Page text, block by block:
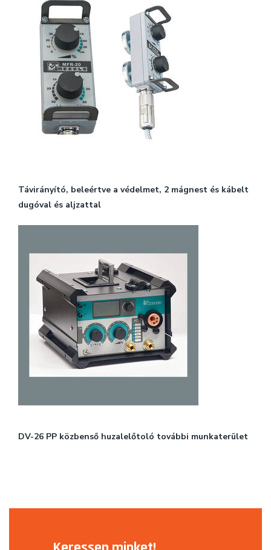
Távirányító, beleértve a védelmet, 2 mágnest és kábelt
dugóval és aljzattal
DV-26 PP közbenső huzalelőtoló további munkaterület